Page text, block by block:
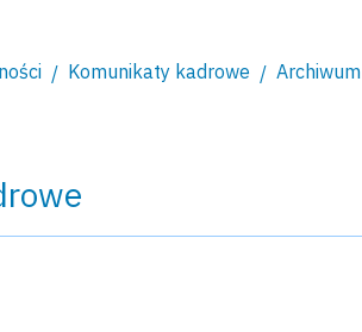
Komunikaty kadrowe Archiwum